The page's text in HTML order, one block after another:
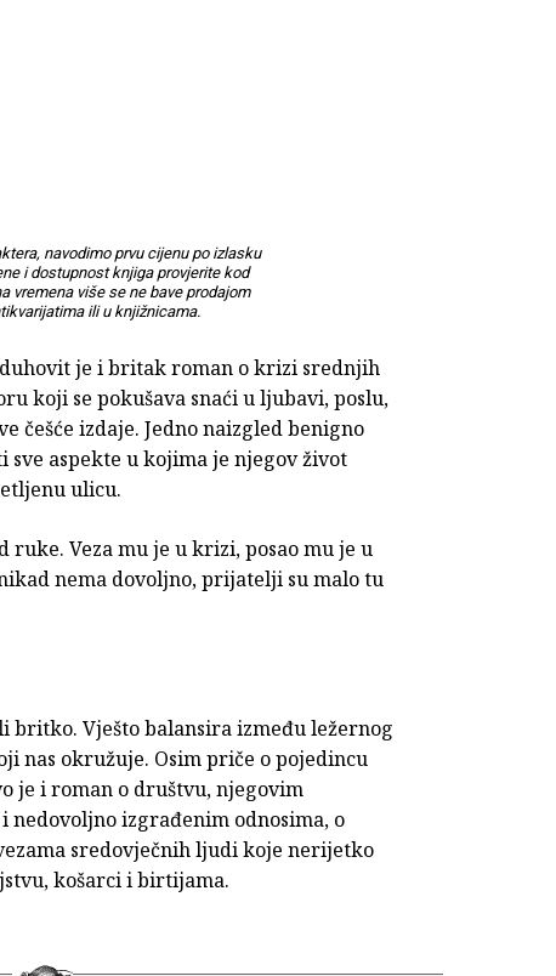
navodimo prvu cijenu po izlasku
i dostupnost knjiga provjerite kod
vremena više se ne bave prodajom
ili u knjižnicama.
duhovit je i britak roman o krizi srednjih
koji se pokušava snaći u ljubavi, poslu,
češće izdaje. Jedno naizgled benigno
aspekte u kojima je njegov život
ulicu.
Veza mu je u krizi, posao mu je u
nema dovoljno, prijatelji su malo tu
britko. Vješto balansira između ležernog
nas okružuje. Osim priče o pojedincu
je i roman o društvu, njegovim
izgrađenim odnosima, o
sredovječnih ljudi koje nerijetko
košarci i birtijama.